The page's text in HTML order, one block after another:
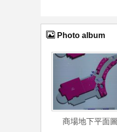
Photo album
商場地下平面圖